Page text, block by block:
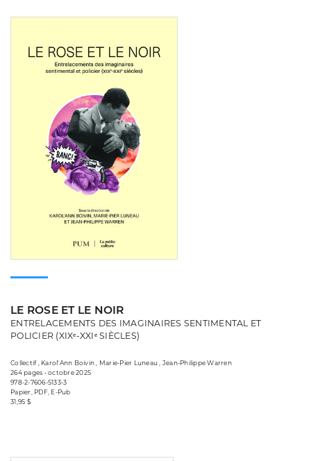
LE ROSE ET LE NOIR
ENTRELACEMENTS DES IMAGINAIRES SENTIMENTAL ET
POLICIER (XIXᵉ-XXIᵉ SIÈCLES)
Collectif , Karol'Ann Boivin , Marie-Pier Luneau , Jean-Philippe Warren
264 pages • octobre 2025
978-2-7606-5133-3
Papier, PDF, E-Pub
31,95 $